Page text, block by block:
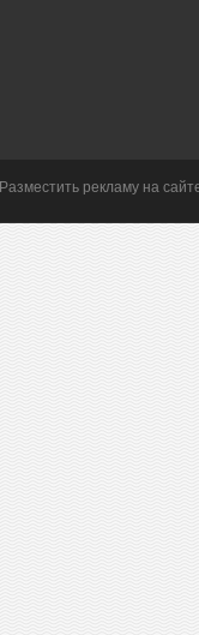
Разместить рекламу на